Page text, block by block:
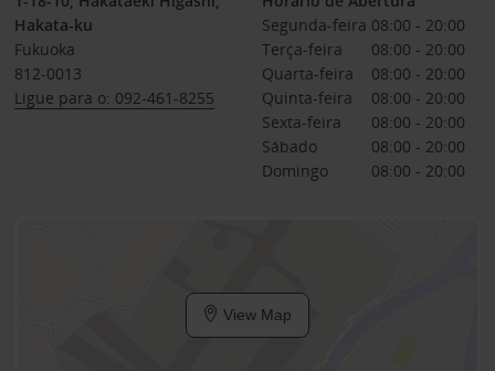
Hakata-ku
Fukuoka
812-0013
Ligue para o: 092-461-8255
Segunda-feira 08:00 - 20:00
Terça-feira
08:00 - 20:00
Quarta-feira
08:00 - 20:00
Quinta-feira
08:00 - 20:00
Sexta-feira
08:00 - 20:00
Sábado
08:00 - 20:00
Domingo
08:00 - 20:00
View Map